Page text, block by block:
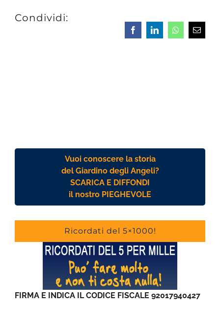
Condividi:
FacebookLinkedInWhatsappEmail
Vuoi conoscere la storia
del Giardino degli Angeli?
SCARICA E DIFFONDI
il nostro PIEGHEVOLE
Ricordati del 5×1000!
FIRMA E INDICA IL CODICE FISCALE 92017940427